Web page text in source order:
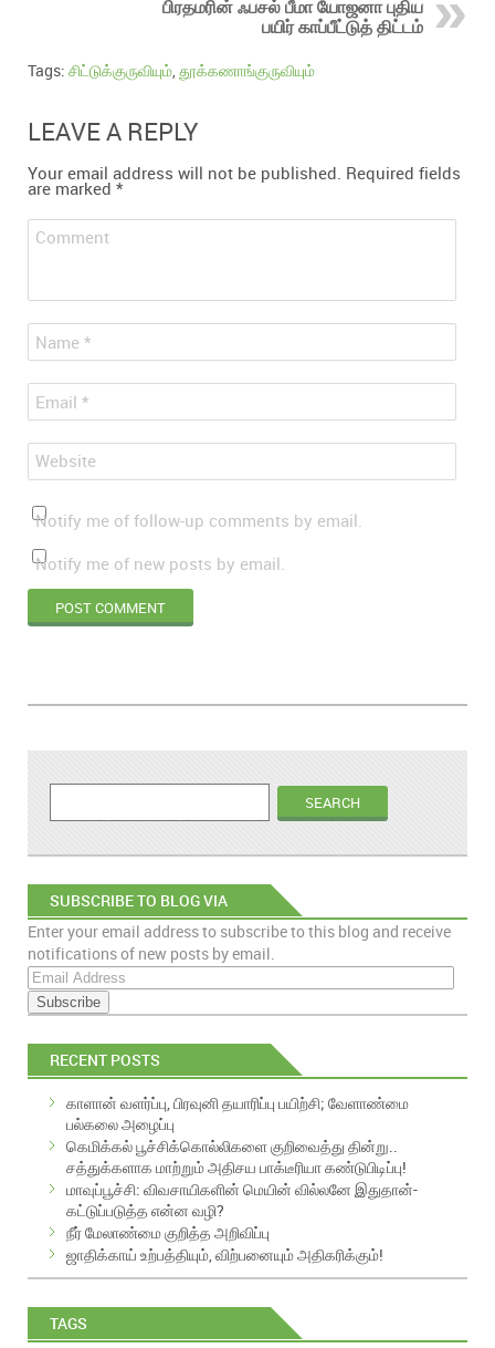
பிரதமரின் ஃபசல் பீமா யோஜனா புதிய
பயிர் காப்பீட்டுத் திட்டம்
Tags: சிட்டுக்குருவியும்,தூக்கணாங்குருவியும்
LEAVE A REPLY
Your email address will not be published. Required fields
are marked *
Comment
Name *
Email *
Website
Notify me of follow-up comments by email.
Notify me of new posts by email.
SUBSCRIBE TO BLOG VIA
EMAIL
Enter your email address to subscribe to this blog and receive
notifications of new posts by email.
E
m
a
i
A
RECENT POSTS
காளான் வளர்ப்பு, பிரவுனி தயாரிப்பு பயிற்சி; வேளாண்மை
பல்கலை அழைப்பு
கெமிக்கல் பூச்சிக்கொல்லிகளை குறிவைத்து தின்று..
சத்துக்களாக மாற்றும் அதிசய பாக்டீரியா கண்டுபிடிப்பு!
மாவுப்பூச்சி: விவசாயிகளின் மெயின் வில்லனே இதுதான்-
கட்டுப்படுத்த என்ன வழி?
நீர் மேலாண்மை குறித்த அறிவிப்பு
ஜாதிக்காய் உற்பத்தியும், விற்பனையும் அதிகரிக்கும்!
TAGS